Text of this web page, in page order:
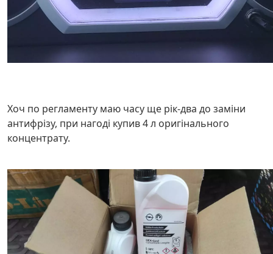
Хоч по регламенту маю часу ще рік-два до заміни
антифрізу, при нагоді купив 4 л оригінального
концентрату.